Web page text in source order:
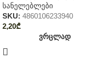
სანელებლები
SKU: 4860106233940
2,20₾
ვრცლად